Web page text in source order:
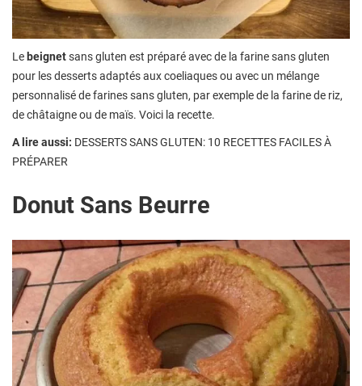
Le beignetsans gluten est préparé avec de la farine sans gluten
pour les desserts adaptés aux coeliaques ou avec un mélange
personnalisé de farines sans gluten, par exemple de la farine de riz,
de châtaigne ou de maïs. Voici la recette.
A lire aussi: DESSERTS SANS GLUTEN: 10 RECETTES FACILES À
PRÉPARER
Donut Sans Beurre